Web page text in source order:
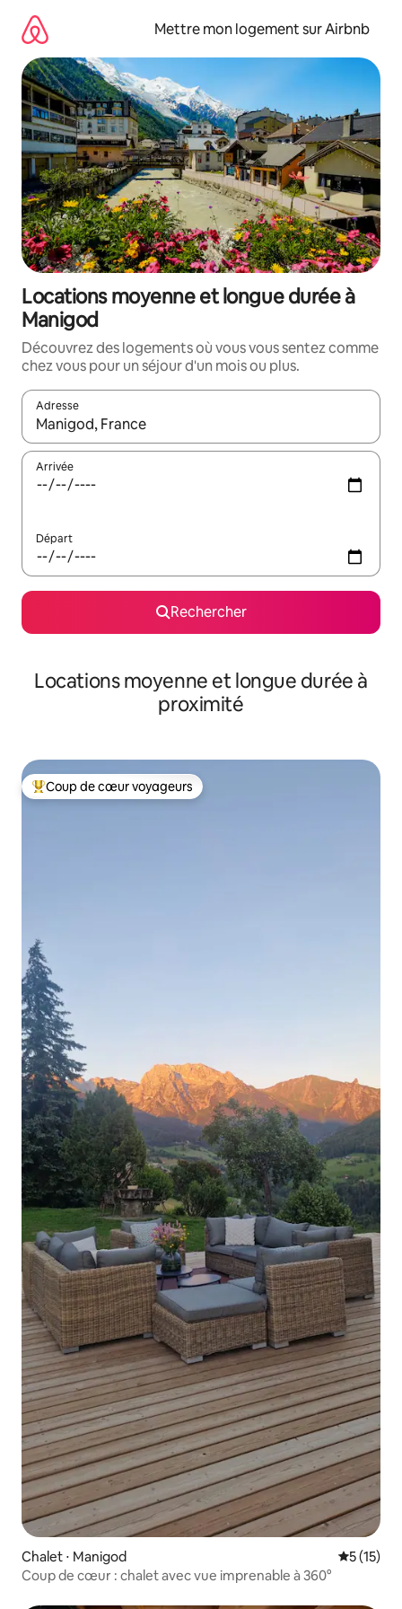
directement
contenu
Mettre mon logement sur Airbnb
Locations moyenne et longue durée à
Manigod
Découvrez des logements où vous vous sentez comme
chez vous pour un séjour d'un mois ou plus.
Adresse
Lorsque les résultats s'affichent, utilisez les flèches vers le
Arrivée
Départ
Rechercher
Locations moyenne et longue durée à
proximité
Coups de cœur voyageurs les plus appréciés
Coup de cœur voyageurs
Chalet ⋅ Manigod
5 (15)
Coup de cœur : chalet avec vue imprenable à 360°